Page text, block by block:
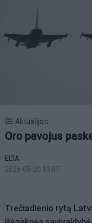
Aktualijos
Oro pavojus
ELTA
2026-05-20 10:07
Trečiadienio rytą